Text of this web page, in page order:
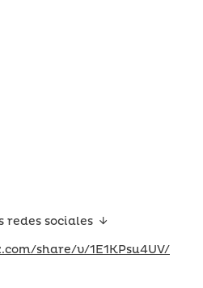
redes sociales
share/v/1E1KPsu4UV/